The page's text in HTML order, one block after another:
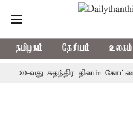
தமிழகம் தேசியம் உலகம்
வது சுதந்திர தினம்: கோட்டை